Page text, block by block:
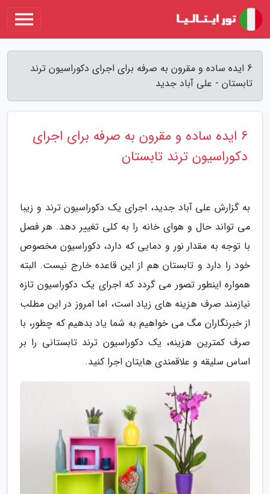
6 ایده ساده و مقرون به صرفه برای اجرای دکوراسیون ترند
تابستان - علی آباد جدید
6 ایده ساده و مقرون به صرفه برای اجرای
دکوراسیون ترند تابستان
به گزارش علی آباد جدید، اجرای یک دکوراسیون ترند و زیبا
می تواند حال و هوای خانه را به کلی تغییر دهد. هر فصل
با توجه به مقدار نور و دمایی که دارد، دکوراسیون مخصوص
خود را دارد و تابستان هم از این قاعده خارج نیست. البته
همواره اینطور تصور می گردد که اجرای یک دکوراسیون تازه
نیازمند صرف هزینه های زیاد است، اما امروز در این مطلب
از خبرنگاران مگ می خواهیم به شما یاد بدهیم که چطور، با
صرف کمترین هزینه، یک دکوراسیون ترند تابستانی را بر
اساس سلیقه و علاقمندی هایتان اجرا کنید.